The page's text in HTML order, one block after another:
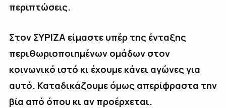
περιπτώσεις.
Στον ΣΥΡΙΖΑ είμαστε υπέρ της ένταξης
περιθωριοποιημένων ομάδων στον
κοινωνικό ιστό κι έχουμε κάνει αγώνες για
αυτό. Καταδικάζουμε όμως απερίφραστα την
βία από όπου κι αν προέρχεται.